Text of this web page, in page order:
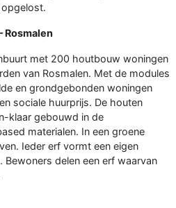
Rosmalen
met 200 houtbouw woningen
van Rosmalen. Met de modules
en grondgebonden woningen
sociale huurprijs. De houten
klaar gebouwd in de
materialen. In een groene
Ieder erf vormt een eigen
delen een erf waarvan